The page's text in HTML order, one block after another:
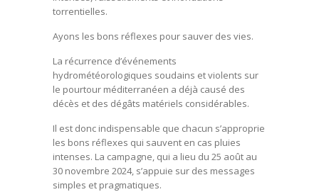
torrentielles.
Ayons les bons réflexes pour sauver des vies.
La récurrence d’événements
hydrométéorologiques soudains et violents sur
le pourtour méditerranéen a déjà causé des
décès et des dégâts matériels considérables.
Il est donc indispensable que chacun s’approprie
les bons réflexes qui sauvent en cas pluies
intenses. La campagne, qui a lieu du 25 août au
30 novembre 2024, s’appuie sur des messages
simples et pragmatiques.